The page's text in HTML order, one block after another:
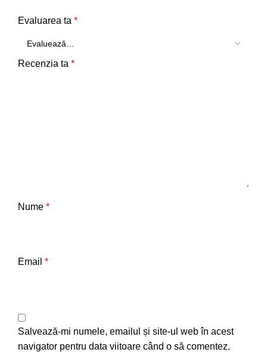
Evaluarea ta *
Recenzia ta *
Nume *
Email *
Salvează-mi numele, emailul și site-ul web în acest
navigator pentru data viitoare când o să comentez.